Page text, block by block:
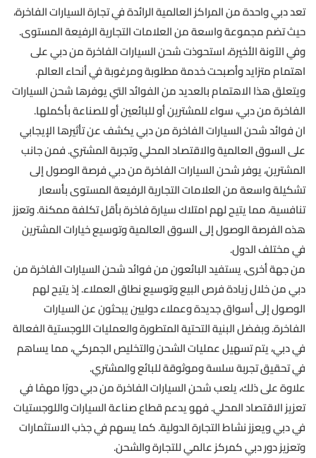
تعد دبي واحدة من المراكز العالمية الرائدة في تجارة السيارات الفاخرة،
حيث تضم مجموعة واسعة من العلامات التجارية الرفيعة المستوى.
وفي الآونة الأخيرة، استحوذت شحن السيارات الفاخرة من دبي على
اهتمام متزايد وأصبحت خدمة مطلوبة ومرغوبة في أنحاء العالم.
ويتعلق هذا الاهتمام بالعديد من الفوائد التي يوفرها شحن السيارات
الفاخرة من دبي، سواء للمشترين أو للبائعين أو للصناعة بأكملها.
ان فوائد شحن السيارات الفاخرة من دبي يكشف عن تأثيرها الإيجابي
على السوق العالمية والاقتصاد المحلي وتجربة المشتري. فمن جانب
المشترين، يوفر شحن السيارات الفاخرة من دبي فرصة الوصول إلى
تشكيلة واسعة من العلامات التجارية الرفيعة المستوى بأسعار
تنافسية، مما يتيح لهم امتلاك سيارة فاخرة بأقل تكلفة ممكنة. وتعزز
هذه الفرصة الوصول إلى السوق العالمية وتوسيع خيارات المشترين
في مختلف الدول.
من جهة أخرى، يستفيد البائعون من فوائد شحن السيارات الفاخرة من
دبي من خلال زيادة فرص البيع وتوسيع نطاق العملاء. إذ يتيح لهم
الوصول إلى أسواق جديدة وعملاء دوليين يبحثون عن السيارات
الفاخرة. وبفضل البنية التحتية المتطورة والعمليات اللوجستية الفعالة
في دبي، يتم تسهيل عمليات الشحن والتخليص الجمركي، مما يساهم
في تحقيق تجربة سلسة وموثوقة للبائع والمشتري.
علاوة على ذلك، يلعب شحن السيارات الفاخرة من دبي دورًا مهمًا في
تعزيز الاقتصاد المحلي. فهو يدعم قطاع صناعة السيارات واللوجستيات
في دبي ويعزز نشاط التجارة الدولية. كما يسهم في جذب الاستثمارات
وتعزيز دور دبي كمركز عالمي للتجارة والشحن.